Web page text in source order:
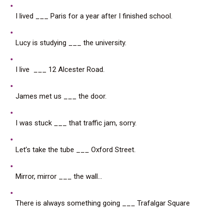
I lived ___ Paris for a year after I finished school.
Lucy is studying ___ the university.
I live ___ 12 Alcester Road.
James met us ___ the door.
I was stuck ___ that traffic jam, sorry.
Let’s take the tube ___ Oxford Street.
Mirror, mirror ___ the wall…
There is always something going ___ Trafalgar Square